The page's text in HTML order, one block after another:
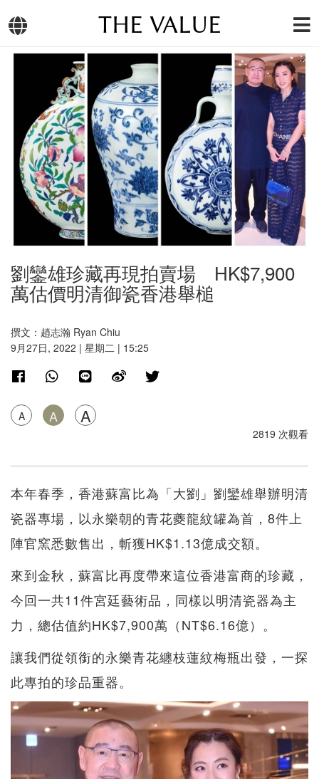
THE VALUE
劉鑾雄珍藏再現拍賣場 HK$7,900
萬估價明清御瓷香港舉槌
撰文：趙志瀚 Ryan Chiu
9月27日, 2022 | 星期二 | 15:25
A A A
2819 次觀看
本年春季，香港蘇富比為「大劉」劉鑾雄舉辦明清
瓷器專場，以永樂朝的青花夔龍紋罐為首，8件上
陣官窯悉數售出，斬獲HK$1.13億成交額。
來到金秋，蘇富比再度帶來這位香港富商的珍藏，
今回一共11件宮廷藝術品，同樣以明清瓷器為主
力，總估值約HK$7,900萬（NT$6.16億）。
讓我們從領銜的永樂青花纏枝蓮紋梅瓶出發，一探
此專拍的珍品重器。